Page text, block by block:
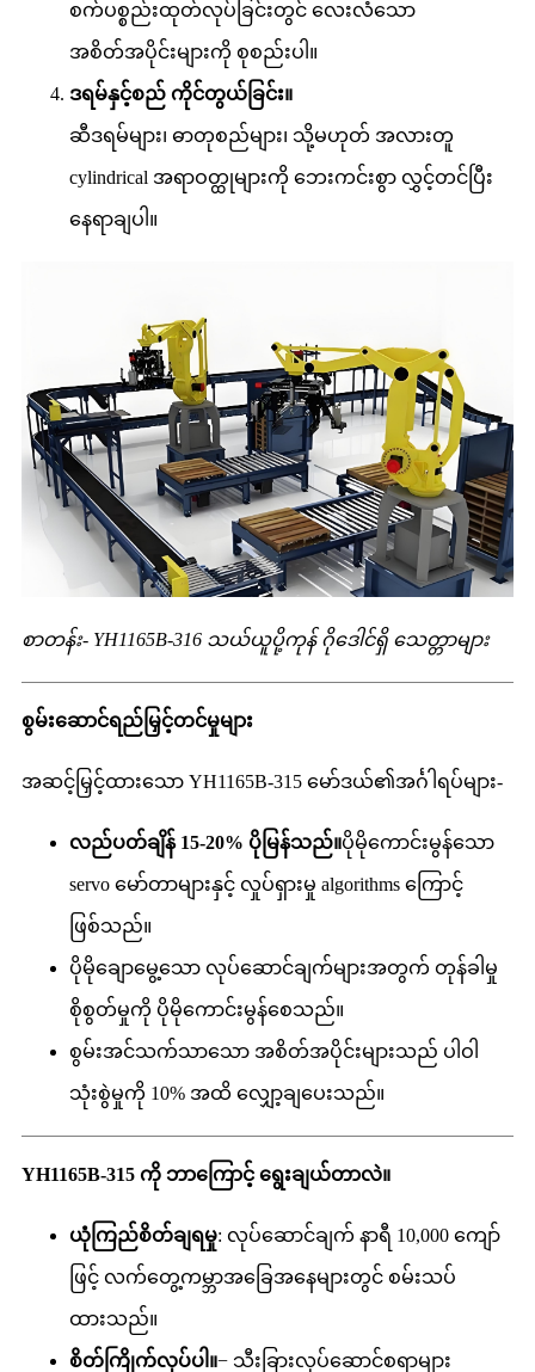
စက်ပစ္စည်းထုတ်လုပ်ခြင်းတွင် လေးလံသော
အစိတ်အပိုင်းများကို စုစည်းပါ။
ဒရမ်နှင့်စည် ကိုင်တွယ်ခြင်း။
ဆီဒရမ်များ၊ ဓာတုစည်များ၊ သို့မဟုတ် အလားတူ
cylindrical အရာဝတ္ထုများကို ဘေးကင်းစွာ လွှင့်တင်ပြီး
နေရာချပါ။
စာတန်း- YH1165B-316 သယ်ယူပို့ကုန် ဂိုဒေါင်ရှိ သေတ္တာများ
စွမ်းဆောင်ရည်မြှင့်တင်မှုများ
အဆင့်မြှင့်ထားသော YH1165B-315 မော်ဒယ်၏အင်္ဂါရပ်များ-
လည်ပတ်ချိန် 15-20% ပိုမြန်သည်။ပိုမိုကောင်းမွန်သော
servo မော်တာများနှင့် လှုပ်ရှားမှု algorithms ကြောင့်
ဖြစ်သည်။
ပိုမိုချောမွေ့သော လုပ်ဆောင်ချက်များအတွက် တုန်ခါမှု
စိုစွတ်မှုကို ပိုမိုကောင်းမွန်စေသည်။
စွမ်းအင်သက်သာသော အစိတ်အပိုင်းများသည် ပါဝါ
သုံးစွဲမှုကို 10% အထိ လျှော့ချပေးသည်။
YH1165B-315 ကို ဘာကြောင့် ရွေးချယ်တာလဲ။
ယုံကြည်စိတ်ချရမှု: လုပ်ဆောင်ချက် နာရီ 10,000 ကျော်
ဖြင့် လက်တွေ့ကမ္ဘာအခြေအနေများတွင် စမ်းသပ်
ထားသည်။
စိတ်ကြိုက်လုပ်ပါ။− သီးခြားလုပ်ဆောင်စရာများ